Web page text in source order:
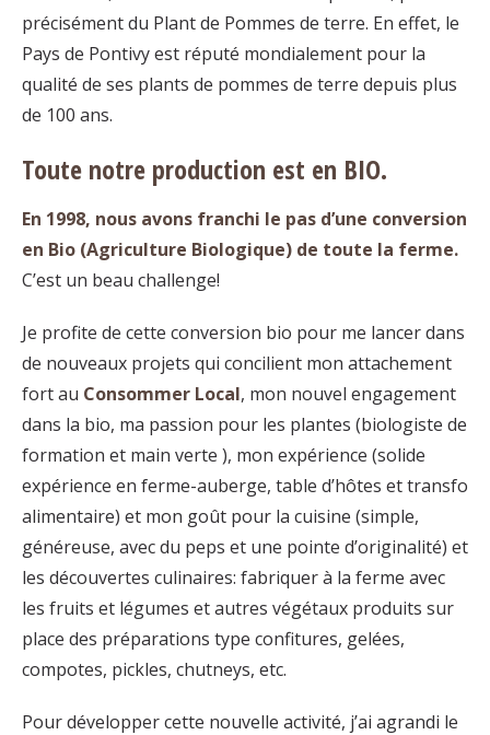
précisément du Plant de Pommes de terre. En effet, le
Pays de Pontivy est réputé mondialement pour la
qualité de ses plants de pommes de terre depuis plus
de 100 ans.
Toute notre production est en BIO.
En 1998, nous avons franchi le pas d’une conversion
en Bio (Agriculture Biologique) de toute la ferme.
C’est un beau challenge!
Je profite de cette conversion bio pour me lancer dans
de nouveaux projets qui concilient mon attachement
fort au Consommer Local, mon nouvel engagement
dans la bio, ma passion pour les plantes (biologiste de
formation et main verte ), mon expérience (solide
expérience en ferme-auberge, table d’hôtes et transfo
alimentaire) et mon goût pour la cuisine (simple,
généreuse, avec du peps et une pointe d’originalité) et
les découvertes culinaires: fabriquer à la ferme avec
les fruits et légumes et autres végétaux produits sur
place des préparations type confitures, gelées,
compotes, pickles, chutneys, etc.
Pour développer cette nouvelle activité, j’ai agrandi le